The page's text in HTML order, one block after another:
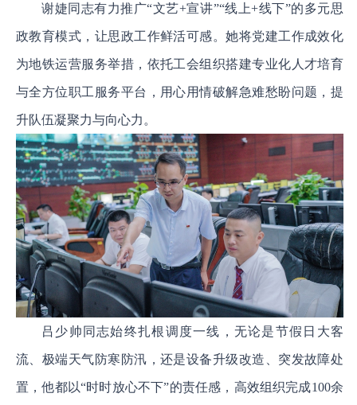
谢婕同志有力推广“文艺+宣讲”“线上+线下”的多元思
政教育模式，让思政工作鲜活可感。她将党建工作成效化
为地铁运营服务举措，依托工会组织搭建专业化人才培育
与全方位职工服务平台，用心用情破解急难愁盼问题，提
升队伍凝聚力与向心力。
吕少帅同志始终扎根调度一线，无论是节假日大客
流、极端天气防寒防汛，还是设备升级改造、突发故障处
置，他都以“时时放心不下”的责任感，高效组织完成100余